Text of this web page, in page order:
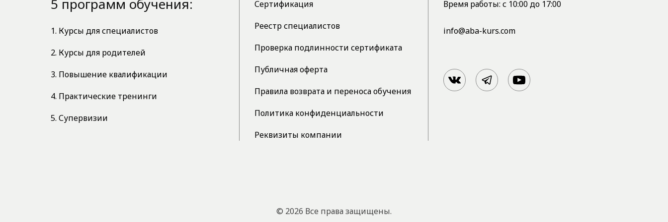
5 программ обучения:
1. Курсы для специалистов
2. Курсы для родителей
3. Повышение квалификации
4. Практические тренинги
5. Супервизии
Сертификация
Реестр специалистов
Проверка подлинности сертификата
Публичная оферта
Правила возврата и переноса обучения
Политика конфиденциальности
Реквизиты компании
Время работы: с 10:00 до 17:00
info@aba-kurs.com
© 2026 Все права защищены.